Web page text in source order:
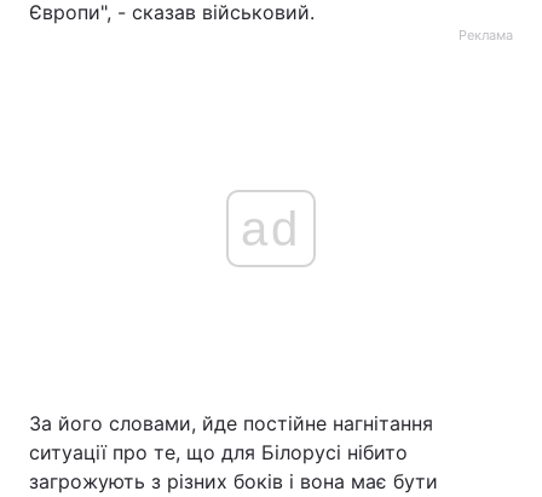
Європи", - сказав військовий.
Реклама
ad
За його словами, йде постійне нагнітання
ситуації про те, що для Білорусі нібито
загрожують з різних боків і вона має бути